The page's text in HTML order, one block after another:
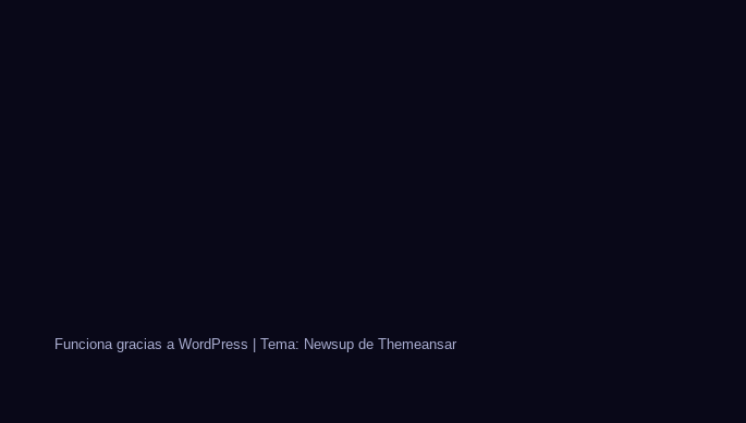
Funciona gracias a WordPress Tema: Newsup de Themeansar